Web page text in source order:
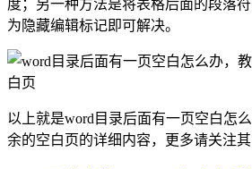
度；另一种方法是将表格后面的段落
为隐藏编辑标记即可解决。
以上就是word目录后面有一页空白怎
余的空白页的详细内容，更多请关注其